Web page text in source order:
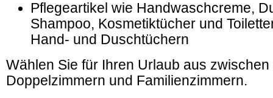
Pflegeartikel wie Handwaschcreme,
Shampoo, Kosmetiktücher und
Hand- und Duschtüchern
Wählen Sie für Ihren Urlaub aus
Doppelzimmern und Familienzimmern.